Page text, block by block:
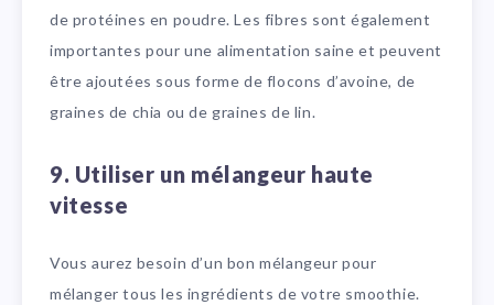
de protéines en poudre. Les fibres sont également
importantes pour une alimentation saine et peuvent
être ajoutées sous forme de flocons d’avoine, de
graines de chia ou de graines de lin.
9. Utiliser un mélangeur haute
vitesse
Vous aurez besoin d’un bon mélangeur pour
mélanger tous les ingrédients de votre smoothie.